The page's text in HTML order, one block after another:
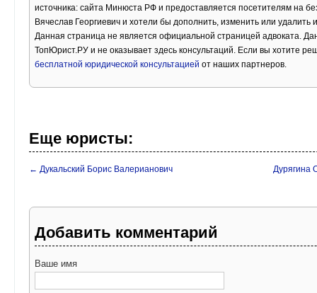
источника: сайта Минюста РФ и предоставляется посетителям на
Вячеслав Георгиевич и хотели бы дополнить, изменить или
Данная страница не является официальной страницей адвоката.
ТопЮрист.РУ и не оказывает здесь консультаций. Если вы хотите
бесплатной юридической консультацией от наших партнеров.
Еще юристы:
← Дукальский Борис Валерианович Дурягина
Добавить комментарий
Ваше имя